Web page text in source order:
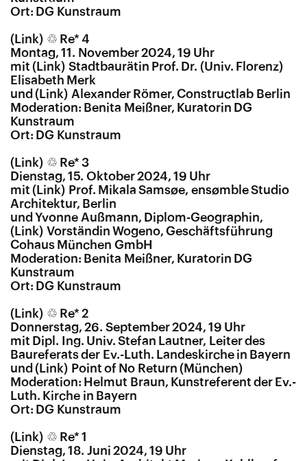
Ort: DG Kunstraum
♲ Re* 4
Montag, 11. November 2024, 19 Uhr
mit
Stadtbaurätin Prof. Dr. (Univ. Florenz)
Elisabeth Merk
und
Alexander Römer, Constructlab Berlin
Moderation: Benita Meißner, Kuratorin DG
Kunstraum
Ort: DG Kunstraum
♲ Re* 3
Dienstag, 15. Oktober 2024, 19 Uhr
mit
Prof. Mikala Samsøe, ensømble Studio
Architektur, Berlin
und Yvonne Außmann, Diplom-Geographin,
Vorständin Wogeno, Geschäftsführung
Cohaus München GmbH
Moderation: Benita Meißner, Kuratorin DG
Kunstraum
Ort: DG Kunstraum
♲ Re* 2
Donnerstag, 26. September 2024, 19 Uhr
mit Dipl. Ing. Univ. Stefan Lautner, Leiter des
Baureferats der Ev.-Luth. Landeskirche in Bayern
und
Point of No Return (München)
Moderation: Helmut Braun, Kunstreferent der Ev.-
Luth. Kirche in Bayern
Ort: DG Kunstraum
♲ Re* 1
Dienstag, 18. Juni 2024, 19 Uhr